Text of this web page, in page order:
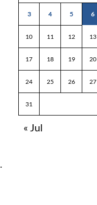
3 4 5 6
10 11 12 13
17 18 19 20
24 25 26 27
31
« Jul